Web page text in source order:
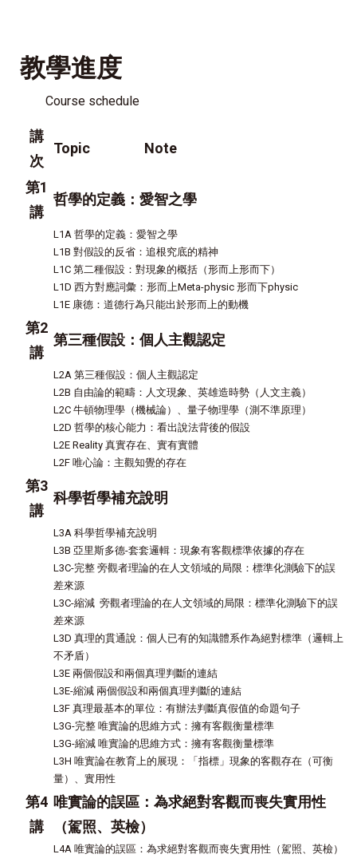
教學進度
Course schedule
講
次
Topic Note
第1
講
哲學的定義：愛智之學
L1A 哲學的定義：愛智之學
L1B 對假設的反省：追根究底的精神
L1C 第二種假設：對現象的概括（形而上形而下）
L1D 西方對應詞彙：形而上Meta-physic 形而下physic
L1E 康德：道德行為只能出於形而上的動機
第2
講
第三種假設：個人主觀認定
L2A 第三種假設：個人主觀認定
L2B 自由論的範疇：人文現象、英雄造時勢（人文主義）
L2C 牛頓物理學（機械論）、量子物理學（測不準原理）
L2D 哲學的核心能力：看出說法背後的假設
L2E Reality 真實存在、實有實體
L2F 唯心論：主觀知覺的存在
第3
講
科學哲學補充說明
L3A 科學哲學補充說明
L3B 亞里斯多德-套套邏輯：現象有客觀標準依據的存在
L3C-完整 旁觀者理論的在人文領域的局限：標準化測驗下的誤
差來源
L3C-縮減 旁觀者理論的在人文領域的局限：標準化測驗下的誤
差來源
L3D 真理的貫通說：個人已有的知識體系作為絕對標準（邏輯上
不矛盾）
L3E 兩個假設和兩個真理判斷的連結
L3E-縮減 兩個假設和兩個真理判斷的連結
L3F 真理最基本的單位：有辦法判斷真假值的命題句子
L3G-完整 唯實論的思維方式：擁有客觀衡量標準
L3G-縮減 唯實論的思維方式：擁有客觀衡量標準
L3H 唯實論在教育上的展現：「指標」現象的客觀存在（可衡
量）、實用性
第4
講
唯實論的誤區：為求絕對客觀而喪失實用性
（駕照、英檢）
L4A 唯實論的誤區：為求絕對客觀而喪失實用性（駕照、英檢）